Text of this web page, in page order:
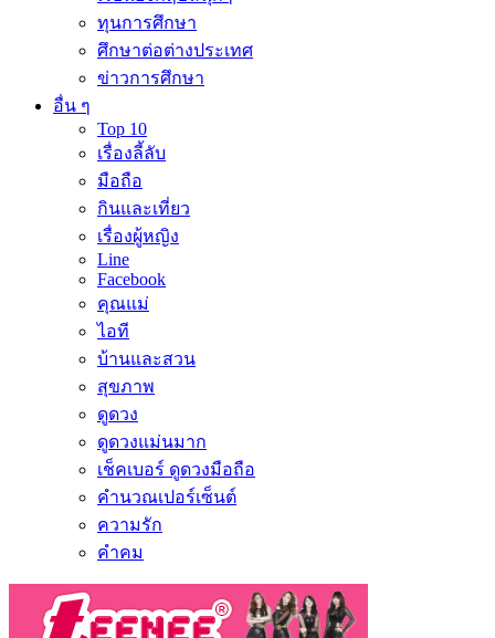
ทุนการศึกษา
ศึกษาต่อต่างประเทศ
ข่าวการศึกษา
อื่น ๆ
Top 10
เรื่องลี้ลับ
มือถือ
กินและเที่ยว
เรื่องผู้หญิง
Line
Facebook
คุณแม่
ไอที
บ้านและสวน
สุขภาพ
ดูดวง
ดูดวงแม่นมาก
เช็คเบอร์ ดูดวงมือถือ
คำนวณเปอร์เซ็นต์
ความรัก
คำคม